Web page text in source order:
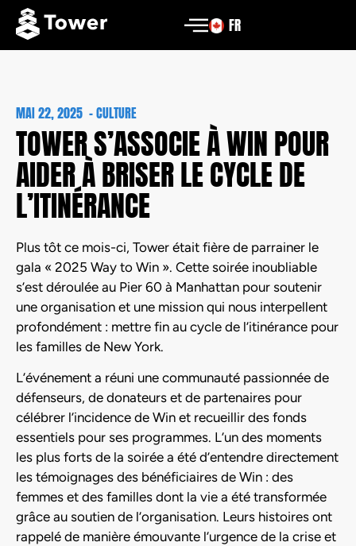
FR
MAI 22, 2025 -CULTURE
TOWER S’ASSOCIE À WIN POUR
AIDER À BRISER LE CYCLE DE
L’ITINÉRANCE
Plus tôt ce mois-ci, Tower était fière de parrainer le
gala « 2025 Way to Win ». Cette soirée inoubliable
s’est déroulée au Pier 60 à Manhattan pour soutenir
une organisation et une mission qui nous interpellent
profondément : mettre fin au cycle de l’itinérance pour
les familles de New York.
L’événement a réuni une communauté passionnée de
défenseurs, de donateurs et de partenaires pour
célébrer l’incidence de Win et recueillir des fonds
essentiels pour ses programmes. L’un des moments
les plus forts de la soirée a été d’entendre directement
les témoignages des bénéficiaires de Win : des
femmes et des familles dont la vie a été transformée
grâce au soutien de l’organisation. Leurs histoires ont
rappelé de manière émouvante l’urgence de la crise et